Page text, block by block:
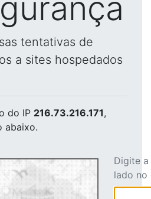
tentativas de
a sites hospedados
do IP 216.73.216.171,
abaixo.
Digite
lado no